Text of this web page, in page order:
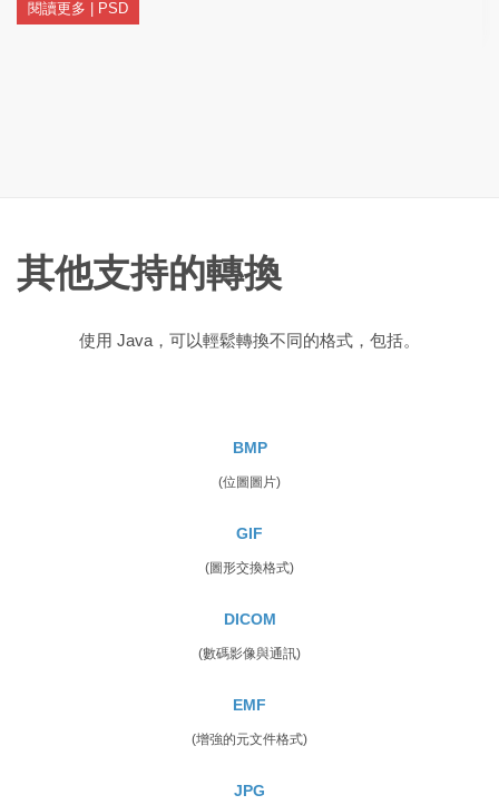
閱讀更多 | PSD
其他支持的轉換
使用 Java，可以輕鬆轉換不同的格式，包括。
BMP
(位圖圖片)
GIF
(圖形交換格式)
DICOM
(數碼影像與通訊)
EMF
(增強的元文件格式)
JPG